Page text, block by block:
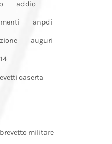
addio
anpdi
auguri
caserta
brevetto militare